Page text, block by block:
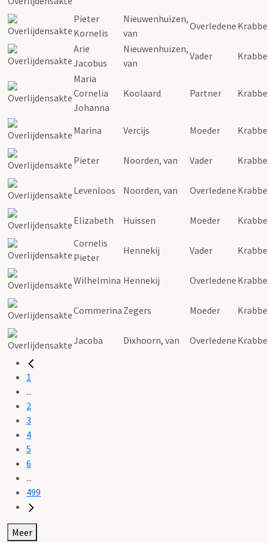
Pieter
Kornelis
Nieuwenhuizen,
van
Overledene
Arie
Jacobus
Nieuwenhuizen,
van
Vader
Maria
Cornelia
Johanna
Koolaard Partner
Marina Vercijs Moeder
Pieter Noorden, van Vader
Levenloos Noorden, van Overledene
Elizabeth Huissen Moeder
Cornelis
Pieter
Hennekij Vader
Wilhelmina Hennekij Overledene
Commerina Zegers Moeder
Jacoba Dixhoorn, van Overledene
1
...
2
3
4
5
6
...
499
Meer